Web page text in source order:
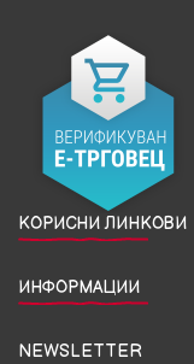
КОРИСНИ ЛИНКОВИ
ИНФОРМАЦИИ
NEWSLETTER